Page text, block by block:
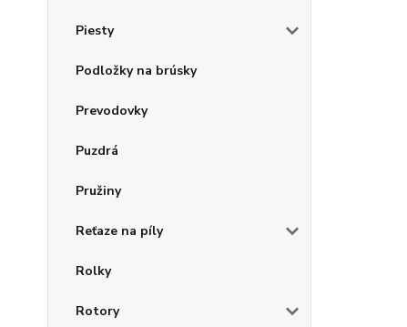
Piesty
Podložky na brúsky
Prevodovky
Puzdrá
Pružiny
Reťaze na píly
Rolky
Rotory